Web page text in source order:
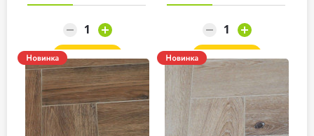
Заказать Заказать